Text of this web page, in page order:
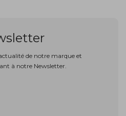
de notre marque et
à notre Newsletter.